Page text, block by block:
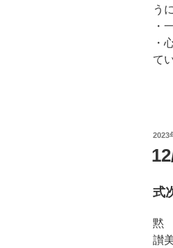
う
・
・
て
投
2023
式
黙
讃